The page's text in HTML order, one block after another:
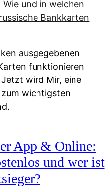
ausgegebenen
funktionieren
wird Mir, eine
wichtigsten
App & Online:
und wer ist